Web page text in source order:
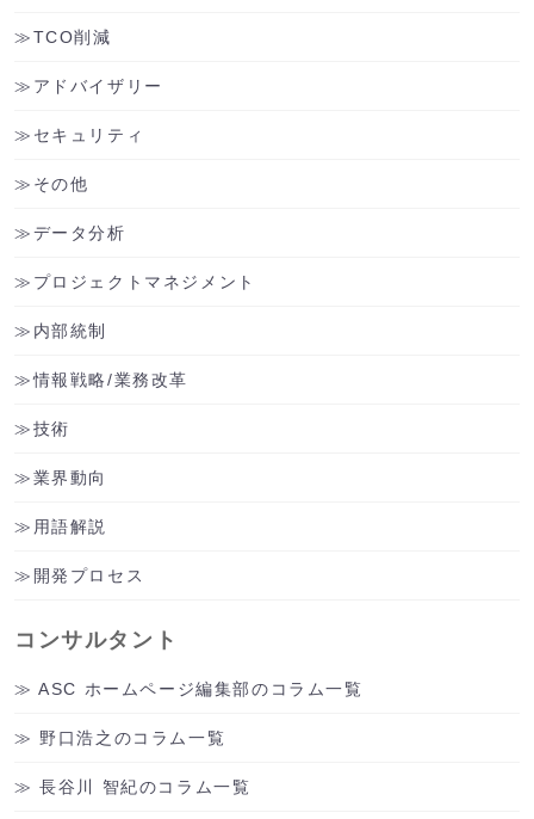
TCO削減
アドバイザリー
セキュリティ
その他
データ分析
プロジェクトマネジメント
内部統制
情報戦略/業務改革
技術
業界動向
用語解説
開発プロセス
コンサルタント
ASC ホームページ編集部のコラム一覧
野口浩之のコラム一覧
長谷川 智紀のコラム一覧